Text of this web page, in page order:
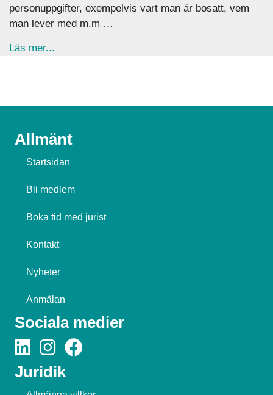
personuppgifter, exempelvis vart man är bosatt, vem
man lever med m.m …
Läs mer...
Allmänt
Startsidan
Bli medlem
Boka tid med jurist
Kontakt
Nyheter
Anmälan
Sociala medier
Juridik